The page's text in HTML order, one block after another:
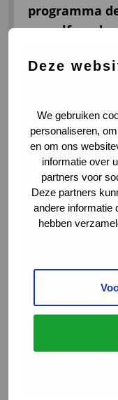
Deze
We gebruiken
personaliseren,
en om ons
informatie over
partners voor
Deze partners
andere informatie
hebben
programma
mezelf
Een echte
collega’s nog
geweldig
thuisstudie
van Angelique.